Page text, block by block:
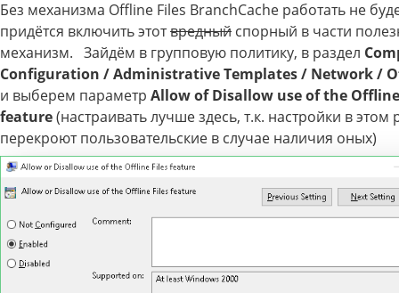
Без механизма Offline Files BranchCache работать не
придётся включить этотвредный спорный в части
механизм. Зайдём в групповую политику, в раздел
Configuration / Administrative Templates / Network /
и выберем параметр Allow of Disallow use of the
feature(настраивать лучше здесь, т.к. настройки в этом
перекроют пользовательские в случае наличия оных)